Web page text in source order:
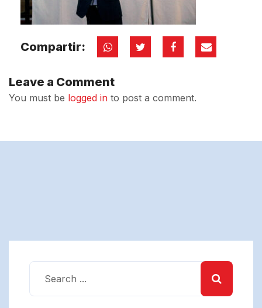
Compartir:
Leave a Comment
You must be logged in to post a comment.